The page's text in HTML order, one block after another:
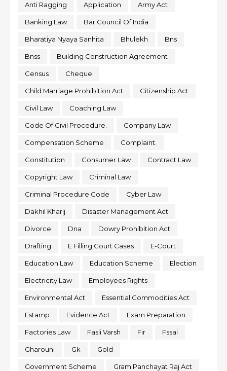
Anti Ragging Application Army Act
Banking Law Bar Council Of India
Bharatiya Nyaya Sanhita Bhulekh Bns
Bnss Building Construction Agreement
Census Cheque
Child Marriage Prohibition Act Citizenship Act
Civil Law Coaching Law
Code Of Civil Procedure. Company Law
Compensation Scheme Complaint.
Constitution Consumer Law Contract Law
Copyright Law Criminal Law
Criminal Procedure Code Cyber Law
Dakhil Kharij Disaster Management Act
Divorce Dna Dowry Prohibition Act
Drafting E Filling Court Cases E-Court
Education Law Education Scheme Election
Electricity Law Employees Rights
Environmental Act Essential Commodities Act
Estamp Evidence Act Exam Preparation
Factories Law Fasli Varsh Fir Fssai
Gharouni Gk Gold
Government Scheme Gram Panchayat Raj Act